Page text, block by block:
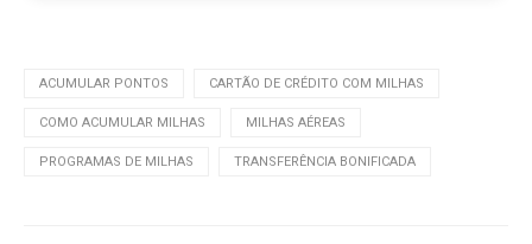
ACUMULAR PONTOS CARTÃO DE CRÉDITO COM MILHAS
COMO ACUMULAR MILHAS MILHAS AÉREAS
PROGRAMAS DE MILHAS TRANSFERÊNCIA BONIFICADA